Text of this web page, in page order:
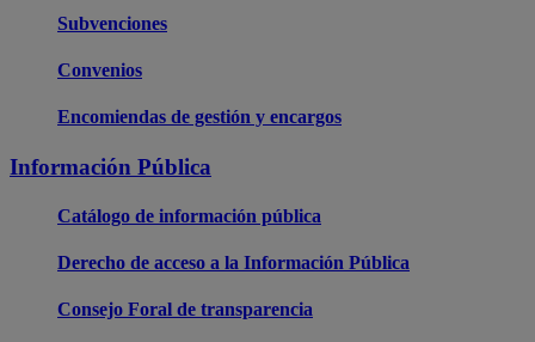
Subvenciones
Convenios
Encomiendas de gestión y encargos
Información Pública
Catálogo de información pública
Derecho de acceso a la Información Pública
Consejo Foral de transparencia